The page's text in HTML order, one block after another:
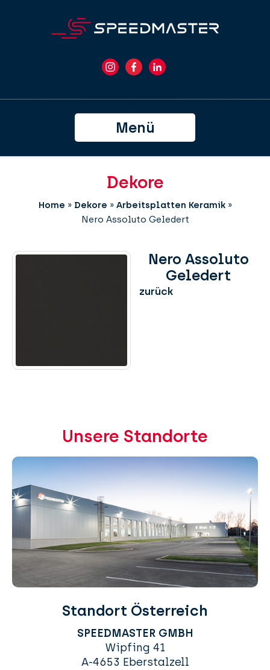
Menü
Dekore
Home » Dekore » Arbeitsplatten Keramik »
Nero Assoluto Geledert
Nero Assoluto
Geledert
zurück
Unsere Standorte
Standort Österreich
SPEEDMASTER GMBH
Wipfing 41
A-4653 Eberstalzell